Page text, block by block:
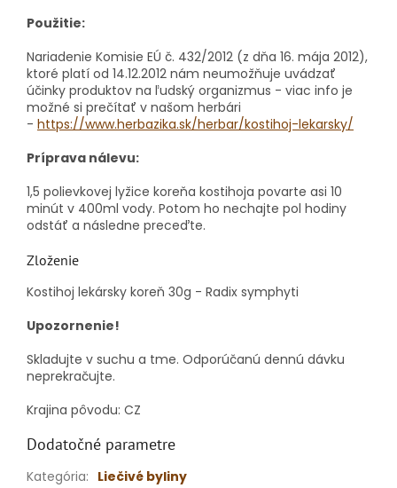
Použitie:
Nariadenie Komisie EÚ č. 432/2012 (z dňa 16. mája 2012),
ktoré platí od 14.12.2012 nám neumožňuje uvádzať
účinky produktov na ľudský organizmus - viac info je
možné si prečítať v našom herbári
- https://www.herbazika.sk/herbar/kostihoj-lekarsky/
Príprava nálevu:
1,5 polievkovej lyžice koreňa kostihoja povarte asi 10
minút v 400ml vody. Potom ho nechajte pol hodiny
odstáť a následne preceďte.
Zloženie
Kostihoj lekársky koreň 30g - Radix symphyti
Upozornenie!
Skladujte v suchu a tme. Odporúčanú dennú dávku
neprekračujte.
Krajina pôvodu: CZ
Dodatočné parametre
Kategória: Liečivé byliny